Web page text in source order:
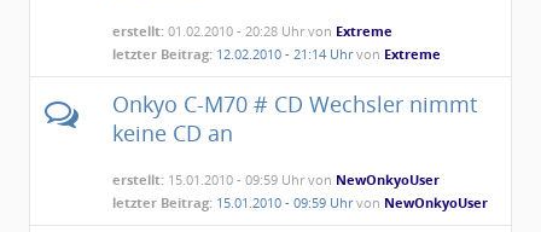
erstellt: 01.02.2010 - 20:28 Uhr von Extreme
letzter Beitrag: 12.02.2010 - 21:14 Uhrvon Extreme
Onkyo C-M70 # CD Wechsler nimmt
keine CD an
erstellt: 15.01.2010 - 09:59 Uhr von NewOnkyoUser
letzter Beitrag: 15.01.2010 - 09:59 Uhrvon NewOnkyoUser